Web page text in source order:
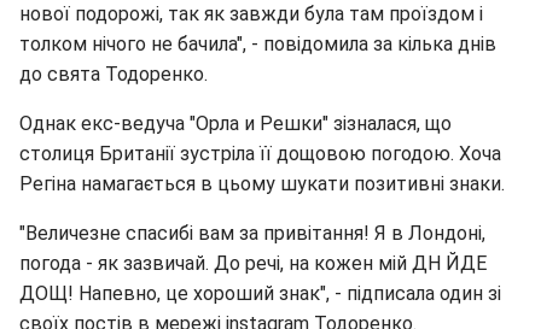
нової подорожі, так як завжди була там проїздом і
толком нічого не бачила", - повідомила за кілька днів
до свята Тодоренко.
Однак екс-ведуча "Орла и Решки" зізналася, що
столиця Британії зустріла її дощовою погодою. Хоча
Регіна намагається в цьому шукати позитивні знаки.
"Величезне спасибі вам за привітання! Я в Лондоні,
погода - як зазвичай. До речі, на кожен мій ДН ЙДЕ
ДОЩ! Напевно, це хороший знак", - підписала один зі
своїх постів в мережі instagram Тодоренко.